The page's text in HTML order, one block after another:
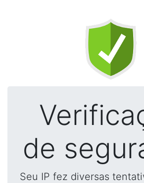
de
Seu IP fez diversas